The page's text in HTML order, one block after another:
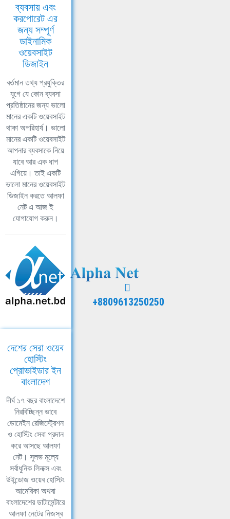
ব্যবসায় এবং
করপোরেট এর
জন্য সম্পূর্ণ
ডাইনামিক
ওয়েবসাইট
ডিজাইন
বর্তমান তথ্য প্রযুক্তির
যুগে যে কোন ব্যবসা
প্রতিষ্ঠানের জন্য ভালো
মানের একটি ওয়েবসাইট
থাকা অপরিহার্য। ভালো
মানের একটি ওয়েবসাইট
আপনার ব্যবসাকে নিয়ে
যাবে আর এক ধাপ
এগিয়ে। তাই একটি
ভালো মানের ওয়েবসাইট
ডিজাইন করতে আলফা
নেট এ আজ ই
যোগাযোগ করুন।
+8809613250250
দেশের সেরা ওয়েব
হোস্টিং
প্রোভাইডার ইন
বাংলাদেশ
দীর্ঘ ১৭ বছর বাংলাদেশে
নিরবিচ্ছিন্ন ভাবে
ডোমেইন রেজিস্ট্রেশন
ও হোস্টিং সেবা প্রদান
করে আসছে আলফা
নেট। সুলভ মূল্যে
সর্বাধুনিক লিনাক্স এবং
উইন্ডোজ ওয়েব হোস্টিং
আমেরিকা অথবা
বাংলাদেশের ডাটাসেন্টারে
আলফা নেটের নিজস্ব